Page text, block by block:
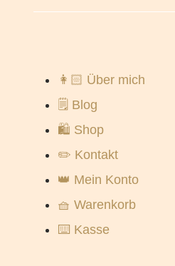
👩🏻 Über mich
🗒️ Blog
🛍️ Shop
✏️ Kontakt
👑 Mein Konto
🧺 Warenkorb
⌨️ Kasse